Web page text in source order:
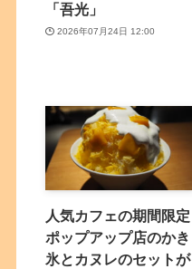
「吾光」
2026年07月24日 12:00
人気カフェの期間限定
ポップアップ店のかき
氷とカヌレのセットが